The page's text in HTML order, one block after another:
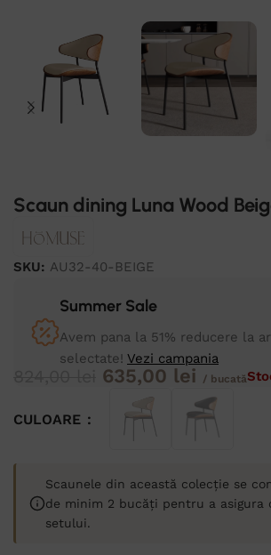
Scaun dining Luna Wood
SKU: AU32-40-BEIGE
Summer Sale
Avem pana la 51% reducere la
selectate! Vezi campania
635,00 lei / bucată
CULOARE
Scaunele din această colecție se
de minim 2 bucăți pentru a asigura
setului.